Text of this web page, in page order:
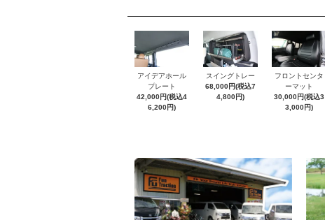
アイデアホール
プレート
42,000円(税込4
6,200円)
スイングトレー
68,000円(税込7
4,800円)
フロントセンタ
ーマット
30,000円(税込3
3,000円)